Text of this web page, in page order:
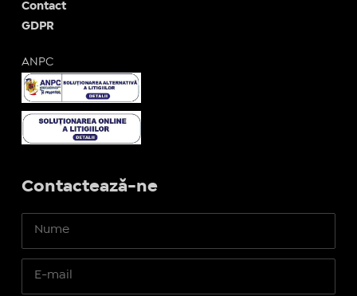
Contact
GDPR
ANPC
Contactează-ne